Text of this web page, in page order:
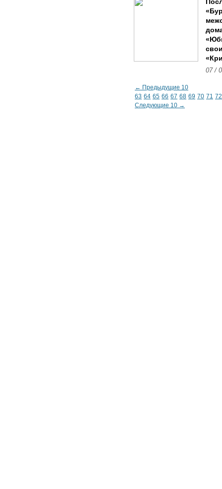
07 /
← Предыдущие 10
63 64 65 66 67 68 69 70 71 72
Следующие 10 →